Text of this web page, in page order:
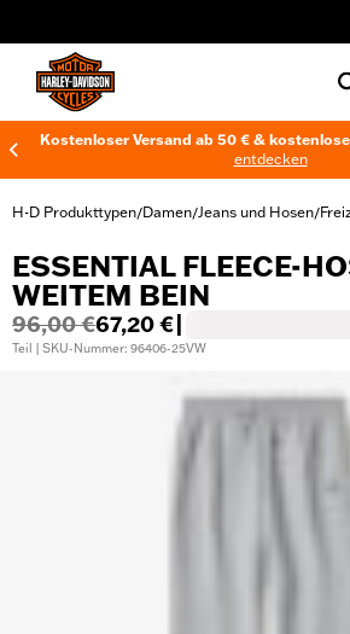
Kostenloser Versand ab 50 € &
entdecken
H-D Produkttypen/Damen/Jeans und Hosen/
ESSENTIAL FLEECE-
WEITEM BEIN
96,00 €67,20 €
Teil | SKU-Nummer: 96406-25VW